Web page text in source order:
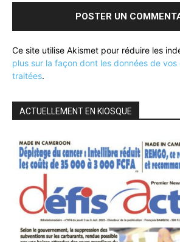
Ce site utilise Akismet pour réduire les
plus sur la façon dont les données de
traitées.
ACTUELLEMENT EN KIOSQUE